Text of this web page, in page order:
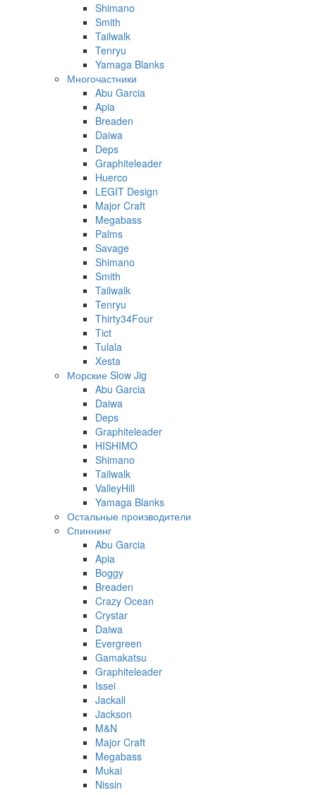
Shimano
Smith
Tailwalk
Tenryu
Yamaga Blanks
Многочастники
Abu Garcia
Apia
Breaden
Daiwa
Deps
Graphiteleader
Huerco
LEGIT Design
Major Craft
Megabass
Palms
Savage
Shimano
Smith
Tailwalk
Tenryu
Thirty34Four
Tict
Tulala
Xesta
Морские Slow Jig
Abu Garcia
Daiwa
Deps
Graphiteleader
HISHIMO
Shimano
Tailwalk
ValleyHill
Yamaga Blanks
Остальные производители
Спиннинг
Abu Garcia
Apia
Boggy
Breaden
Crazy Ocean
Crystar
Daiwa
Evergreen
Gamakatsu
Graphiteleader
Issei
Jackall
Jackson
M&N
Major Craft
Megabass
Mukai
Nissin